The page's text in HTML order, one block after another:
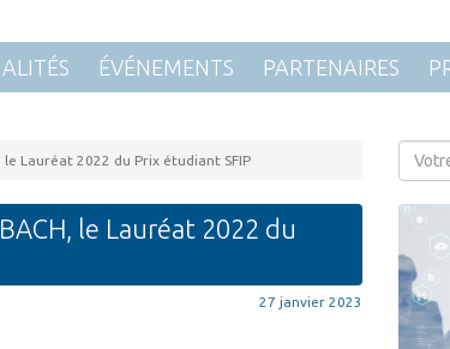
ÉVÉNEMENTS PARTENAIRES
le Lauréat 2022 du Prix étudiant SFIP
le Lauréat 2022 du
27 janvier 2023